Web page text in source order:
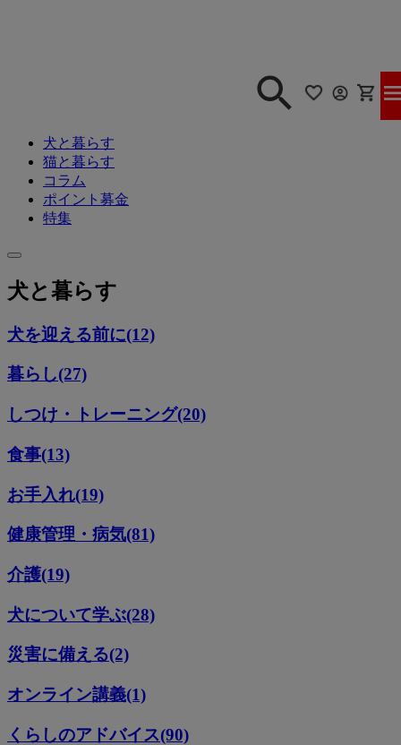
犬と暮らす
猫と暮らす
コラム
ポイント募金
特集
犬と暮らす
犬を迎える前に(12)
暮らし(27)
しつけ・トレーニング(20)
食事(13)
お手入れ(19)
健康管理・病気(81)
介護(19)
犬について学ぶ(28)
災害に備える(2)
オンライン講義(1)
くらしのアドバイス(90)